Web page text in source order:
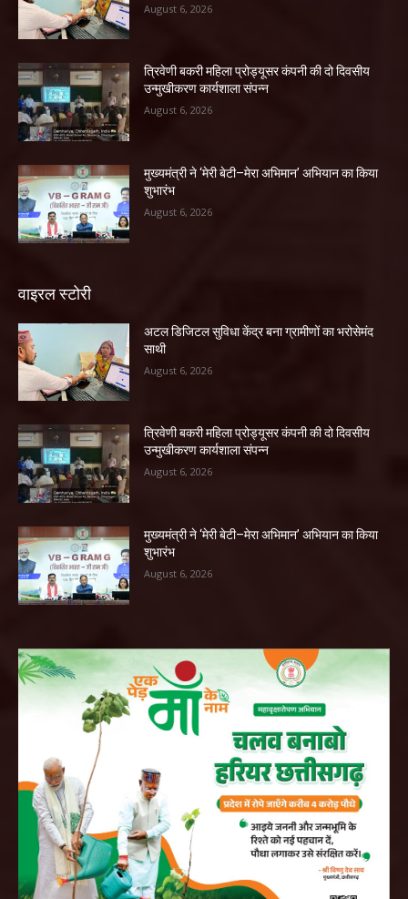
August 6, 2026
त्रिवेणी बकरी महिला प्रोड्यूसर कंपनी की दो दिवसीय
उन्मुखीकरण कार्यशाला संपन्न
August 6, 2026
मुख्यमंत्री ने ‘मेरी बेटी–मेरा अभिमान’ अभियान का किया
शुभारंभ
August 6, 2026
वाइरल स्टोरी
अटल डिजिटल सुविधा केंद्र बना ग्रामीणों का भरोसेमंद
साथी
August 6, 2026
त्रिवेणी बकरी महिला प्रोड्यूसर कंपनी की दो दिवसीय
उन्मुखीकरण कार्यशाला संपन्न
August 6, 2026
मुख्यमंत्री ने ‘मेरी बेटी–मेरा अभिमान’ अभियान का किया
शुभारंभ
August 6, 2026